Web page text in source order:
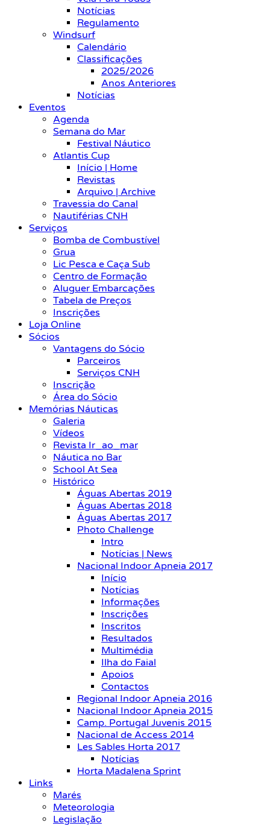
Notícias
Regulamento
Windsurf
Calendário
Classificações
2025/2026
Anos Anteriores
Notícias
Eventos
Agenda
Semana do Mar
Festival Náutico
Atlantis Cup
Início | Home
Revistas
Arquivo | Archive
Travessia do Canal
Nautiférias CNH
Serviços
Bomba de Combustível
Grua
Lic Pesca e Caça Sub
Centro de Formação
Aluguer Embarcações
Tabela de Preços
Inscrições
Loja Online
Sócios
Vantagens do Sócio
Parceiros
Serviços CNH
Inscrição
Área do Sócio
Memórias Náuticas
Galeria
Vídeos
Revista Ir_ao_mar
Náutica no Bar
School At Sea
Histórico
Águas Abertas 2019
Águas Abertas 2018
Águas Abertas 2017
Photo Challenge
Intro
Notícias | News
Nacional Indoor Apneia 2017
Início
Notícias
Informações
Inscrições
Inscritos
Resultados
Multimédia
Ilha do Faial
Apoios
Contactos
Regional Indoor Apneia 2016
Nacional Indoor Apneia 2015
Camp. Portugal Juvenis 2015
Nacional de Access 2014
Les Sables Horta 2017
Notícias
Horta Madalena Sprint
Links
Marés
Meteorologia
Legislação